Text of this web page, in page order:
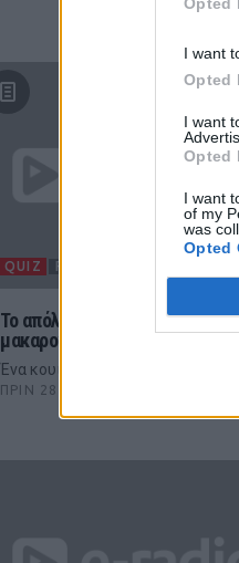
I want
Opted
I want
Opted
I want
of my
was
Opted
QUIZ FOOD
To απόλυτο κουίζ για
μακαρονάδες
Ένα κουίζ φουλ στον
ΠΡΙΝ 284 ΕΒΔΟΜΆΔΕΣ